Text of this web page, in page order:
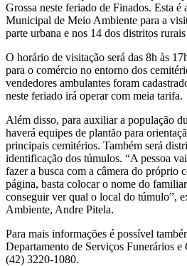
Grossa neste feriado de Finados. Esta é
Municipal de Meio Ambiente para a
parte urbana e nos 14 dos distritos
O horário de visitação será das 8h às
para o comércio no entorno dos
vendedores ambulantes foram
neste feriado irá operar com meia tarifa.
Além disso, para auxiliar a população
haverá equipes de plantão para
principais cemitérios. Também será
identificação dos túmulos. “A pessoa
fazer a busca com a câmera do próprio
página, basta colocar o nome do
conseguir ver qual o local do túmulo”,
Ambiente, Andre Pitela.
Para mais informações é possível
Departamento de Serviços Funerários
(42) 3220-1080.